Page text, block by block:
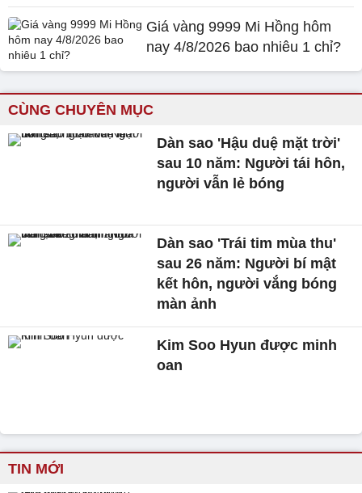
Giá vàng 9999 Mi Hồng hôm
nay 4/8/2026 bao nhiêu 1 chỉ?
CÙNG CHUYÊN MỤC
Dàn sao 'Hậu duệ mặt trời'
sau 10 năm: Người tái hôn,
người vẫn lẻ bóng
Dàn sao 'Trái tim mùa thu'
sau 26 năm: Người bí mật
kết hôn, người vắng bóng
màn ảnh
Kim Soo Hyun được minh
oan
TIN MỚI